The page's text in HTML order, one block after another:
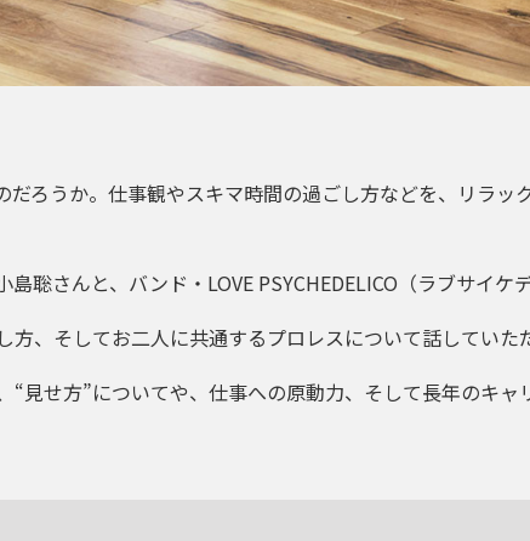
ろうか。仕事観やスキマ時間の過ごし方などを、リラッ
聡さんと、バンド・LOVE PSYCHEDELICO（ラブサイケ
、そしてお二人に共通するプロレスについて話していた
見せ方”についてや、仕事への原動力、そして長年のキ